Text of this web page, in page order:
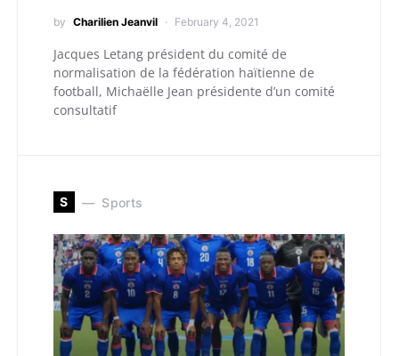
by Charilien Jeanvil February 4, 2021
Jacques Letang président du comité de
normalisation de la fédération haïtienne de
football, Michaëlle Jean présidente d’un comité
consultatif
S Sports